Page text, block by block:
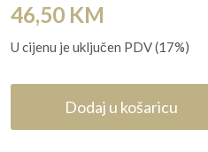
46,50 KM
U cijenu je uključen PDV (17%)
Dodaj u košaricu